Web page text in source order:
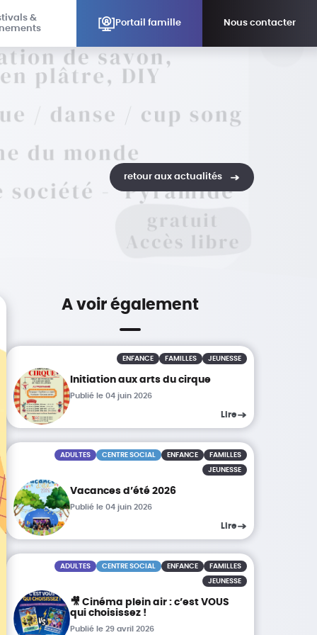
&
Portail famille Nous contacter
retour aux actualités
A voir également
ENFANCE FAMILLES JEUNESSE
Initiation aux arts du cirque
Publié le 04 juin 2026
Lire
ADULTES CENTRE SOCIAL ENFANCE FAMILLES
JEUNESSE
Vacances d’été 2026
Publié le 04 juin 2026
Lire
ADULTES CENTRE SOCIAL ENFANCE FAMILLES
JEUNESSE
🎥 Cinéma plein air : c’est VOUS
qui choisissez !
Publié le 29 avril 2026